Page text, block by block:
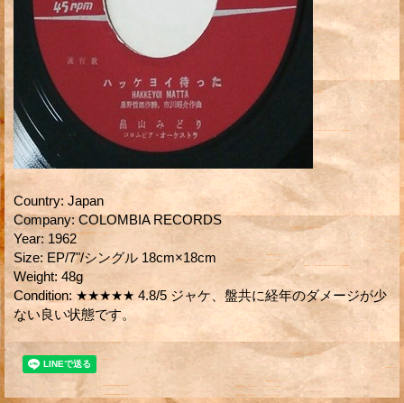
Country: Japan
Company: COLOMBIA RECORDS
Year: 1962
Size: EP/7"/シングル 18cm×18cm
Weight: 48g
Condition: ★★★★★ 4.8/5 ジャケ、盤共に経年のダメージが少
ない良い状態です。